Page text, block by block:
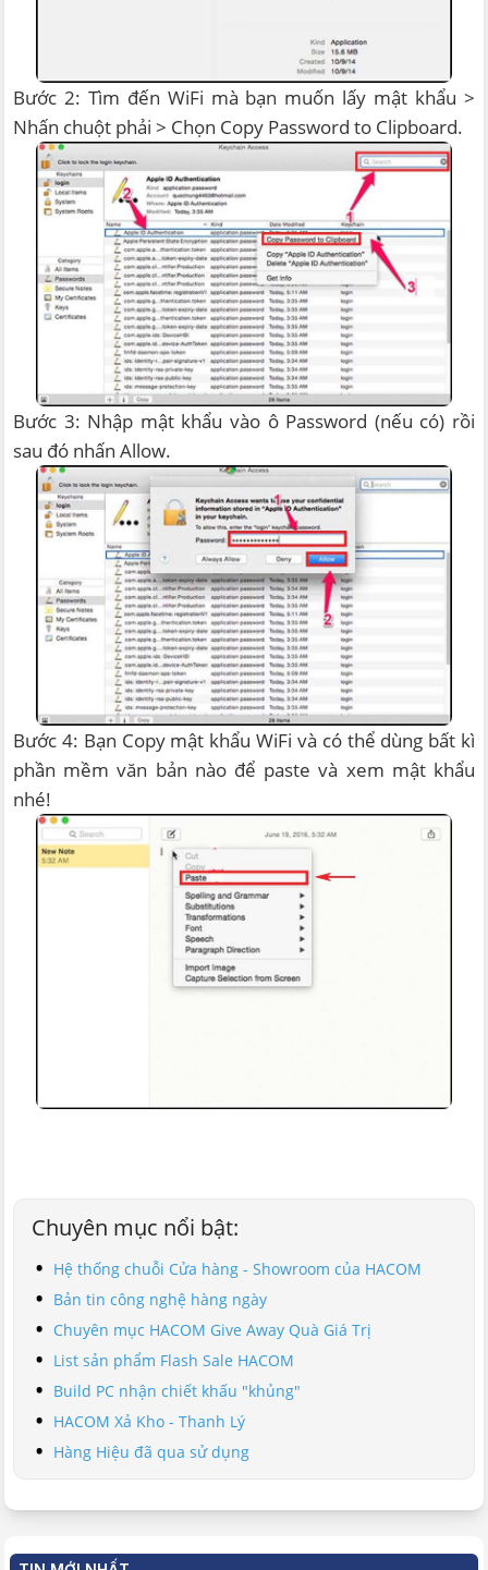
Bước 2: Tìm đến WiFi mà bạn muốn lấy mật khẩu >
Nhấn chuột phải > Chọn Copy Password to Clipboard.
Bước 3: Nhập mật khẩu vào ô Password (nếu có) rồi
sau đó nhấn Allow.
Bước 4: Bạn Copy mật khẩu WiFi và có thể dùng bất kì
phần mềm văn bản nào để paste và xem mật khẩu
nhé!
Chuyên mục nổi bật:
Hệ thống chuỗi Cửa hàng - Showroom của HACOM
Bản tin công nghệ hàng ngày
Chuyên mục HACOM Give Away Quà Giá Trị
List sản phẩm Flash Sale HACOM
Build PC nhận chiết khấu "khủng"
HACOM Xả Kho - Thanh Lý
Hàng Hiệu đã qua sử dụng